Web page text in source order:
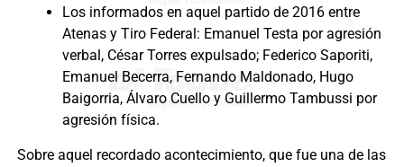
Los informados en aquel partido de 2016 entre
Atenas y Tiro Federal: Emanuel Testa por agresión
verbal, César Torres expulsado; Federico Saporiti,
Emanuel Becerra, Fernando Maldonado, Hugo
Baigorria, Álvaro Cuello y Guillermo Tambussi por
agresión física.
Sobre aquel recordado acontecimiento, que fue una de las